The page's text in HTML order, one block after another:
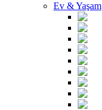
Ev & Yaşam